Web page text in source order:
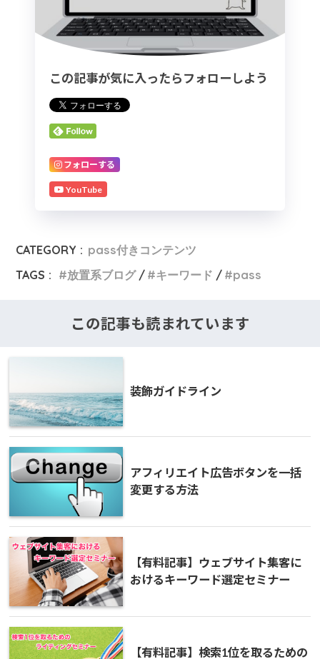
この記事が気に入ったらフォローしよう
フォローする
YouTube
CATEGORY : pass付きコンテンツ
TAGS :
放置系ブログ キーワード pass
この記事も読まれています
装飾ガイドライン
アフィリエイト広告ボタンを一括
変更する方法
【有料記事】ウェブサイト集客に
おけるキーワード選定セミナー
【有料記事】検索1位を取るための